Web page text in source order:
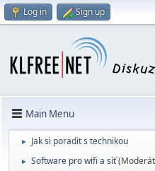
Log in Sign up
Main Menu
► Jak si poradit s technikou
► Software pro wifi a síť